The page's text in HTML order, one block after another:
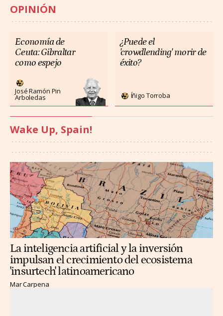
OPINIÓN
Economía de
Ceuta: Gibraltar
como espejo
José Ramón Pin
Arboledas
¿Puede el
'crowdlending' morir de
éxito?
Íñigo Torroba
Wake Up, Spain!
La inteligencia artificial y la inversión
impulsan el crecimiento del ecosistema
'insurtech' latinoamericano
Mar Carpena